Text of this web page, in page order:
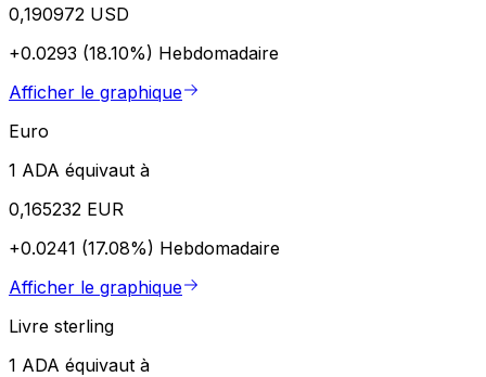
0,190972 USD
+0.0293 (18.10%) Hebdomadaire
Afficher le graphique
Euro
1 ADA équivaut à
0,165232 EUR
+0.0241 (17.08%) Hebdomadaire
Afficher le graphique
Livre sterling
1 ADA équivaut à